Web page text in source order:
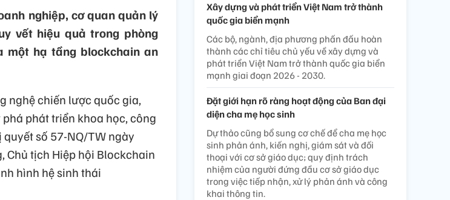
nghiệp, cơ quan quản lý
vết hiệu quả trong phòng
một hạ tầng blockchain an
nghệ chiến lược quốc gia,
phát triển khoa học, công
số 57-NQ/TW ngày
Chủ tịch Hiệp hội Blockchain
hình hệ sinh thái
Xây dựng và phát triển Việt Nam trở thành
quốc gia biển mạnh
Các bộ, ngành, địa phương phấn đấu hoàn
thành các chỉ tiêu chủ yếu về xây dựng và
phát triển Việt Nam trở thành quốc gia biển
mạnh giai đoạn 2026 - 2030.
Đặt giới hạn rõ ràng hoạt động của Ban đại
diện cha mẹ học sinh
Dự thảo cũng bổ sung cơ chế để cha mẹ học
sinh phản ánh, kiến nghị, giám sát và đối
thoại với cơ sở giáo dục; quy định trách
nhiệm của người đứng đầu cơ sở giáo dục
trong việc tiếp nhận, xử lý phản ánh và công
khai thông tin.